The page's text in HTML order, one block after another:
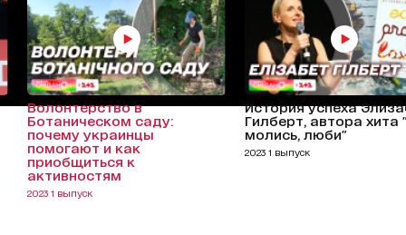
Волонтерство в
Ботаническом саду:
почему украинцы
помогают и как
приобщиться к
активностям
2023 1 выпуск
История успеха
Гилберт, автора хита
молись, люби"
2023 1 выпуск